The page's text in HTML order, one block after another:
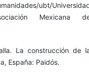
ubt/
Mexicana
La construcción de
España: Paidós.